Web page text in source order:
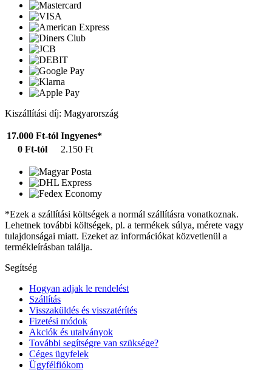
Kiszállítási díj: Magyarország
17.000 Ft-tól Ingyenes*
0 Ft-tól
2.150 Ft
*Ezek a szállítási költségek a normál szállításra vonatkoznak.
Lehetnek további költségek, pl. a termékek súlya, mérete vagy
tulajdonságai miatt. Ezeket az információkat közvetlenül a
termékleírásban találja.
Segítség
Hogyan adjak le rendelést
Szállítás
Visszaküldés és visszatérítés
Fizetési módok
Akciók és utalványok
További segítségre van szüksége?
Céges ügyfelek
Ügyfélfiókom